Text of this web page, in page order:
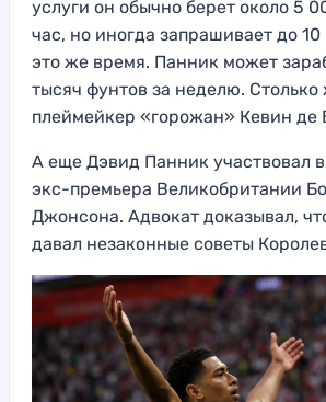
услуги он обычно берет около 5
час, но иногда запрашивает до
это же время. Панник может
тысяч фунтов за неделю. Столько
плеймейкер «горожан» Кевин де
А еще Дэвид Панник участвовал
экс-премьера Великобритании
Джонсона. Адвокат доказывал,
давал незаконные советы